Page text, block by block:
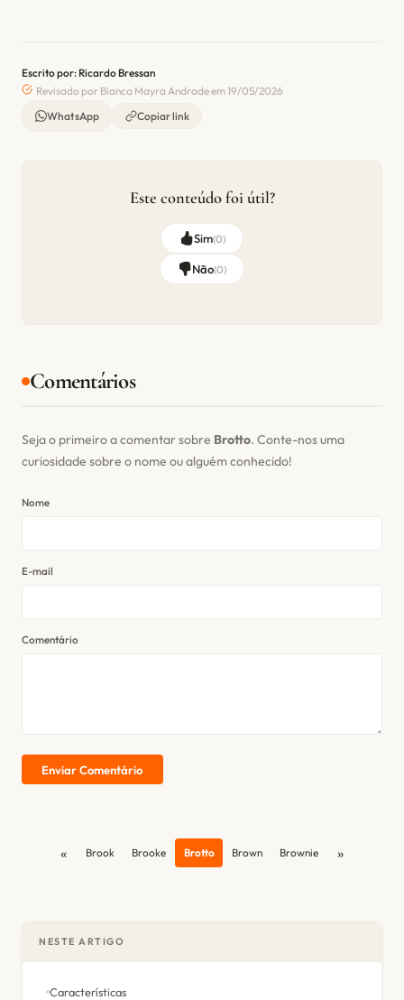
Escrito por: Ricardo Bressan
Revisado por Bianca Mayra Andrade em 19/05/2026
WhatsApp
Copiar link
Este conteúdo foi útil?
Sim(0)
Não(0)
Comentários
Seja o primeiro a comentar sobre Brotto. Conte-nos uma
curiosidade sobre o nome ou alguém conhecido!
Nome
E-mail
Comentário
Enviar Comentário
« Brook Brooke Brotto Brown Brownie »
NESTE ARTIGO
Características